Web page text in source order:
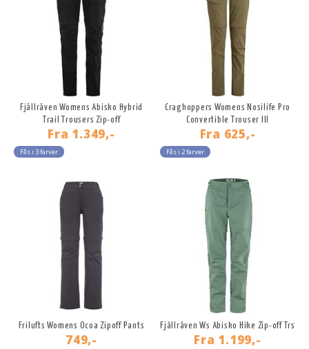
Fjällräven Womens Abisko Hybrid
Trail Trousers Zip-off
Fra 1.349,-
Fås i 3 farver
Craghoppers Womens Nosilife Pro
Convertible Trouser III
Fra 625,-
Fås i 2 farver
Frilufts Womens Ocoa Zipoff Pants
749,-
Fjällräven Ws Abisko Hike Zip-off Trs
Fra 1.199,-